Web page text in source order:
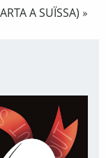
A SUÏSSA) »